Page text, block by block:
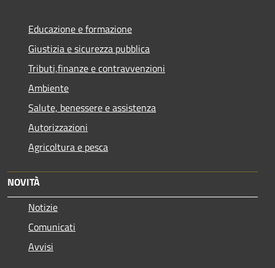
Educazione e formazione
Giustizia e sicurezza pubblica
Tributi,finanze e contravvenzioni
Ambiente
Salute, benessere e assistenza
Autorizzazioni
Agricoltura e pesca
NOVITÀ
Notizie
Comunicati
Avvisi